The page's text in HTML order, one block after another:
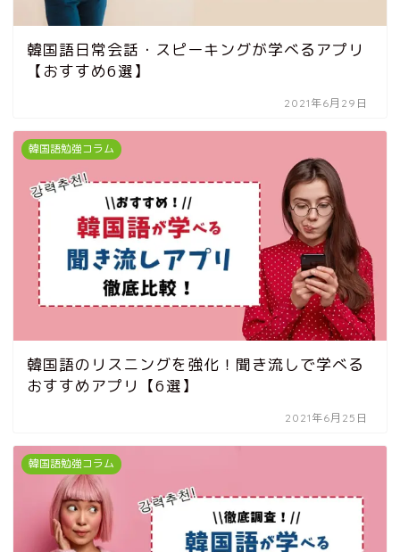
韓国語日常会話・スピーキングが学べるアプリ
【おすすめ6選】
2021年6月29日
韓国語勉強コラム
韓国語のリスニングを強化！聞き流しで学べる
おすすめアプリ【6選】
2021年6月25日
韓国語勉強コラム